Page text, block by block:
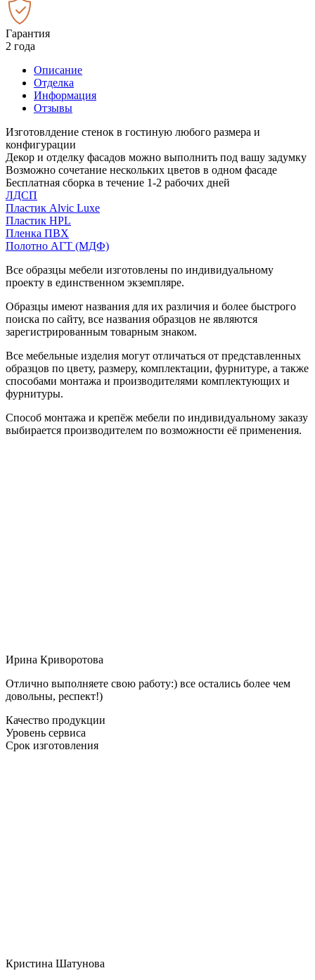
Гарантия
2 года
Описание
Отделка
Информация
Отзывы
Изготовлдение стенок в гостиную любого размера и
конфигурации
Декор и отделку фасадов можно выполнить под вашу задумку
Возможно сочетание нескольких цветов в одном фасаде
Бесплатная сборка в течение 1-2 рабочих дней
ЛДСП
Пластик Alvic Luxe
Пластик HPL
Пленка ПВХ
Полотно АГТ (МДФ)
Все образцы мебели изготовлены по индивидуальному
проекту в единственном экземпляре.
Образцы имеют названия для их различия и более быстрого
поиска по сайту, все названия образцов не являются
зарегистрированным товарным знаком.
Все мебельные изделия могут отличаться от представленных
образцов по цвету, размеру, комплектации, фурнитуре, а также
способами монтажа и производителями комплектующих и
фурнитуры.
Способ монтажа и крепёж мебели по индивидуальному заказу
выбирается производителем по возможности её применения.
Ирина Криворотова
Отлично выполняете свою работу:) все остались более чем
довольны, респект!)
Качество продукции
Уровень сервиса
Срок изготовления
Кристина Шатунова